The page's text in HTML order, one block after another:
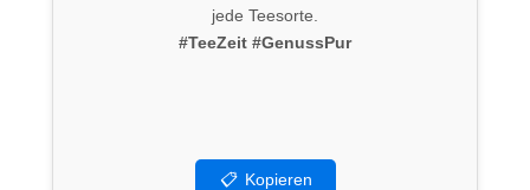
jede Teesorte.
#TeeZeit #GenussPur
📋 Kopieren